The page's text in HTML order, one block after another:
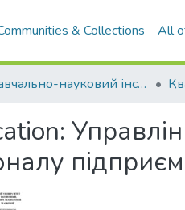
& Collections All
Навчально-науковий інститут економіки, управління, права та інформаційних технологій